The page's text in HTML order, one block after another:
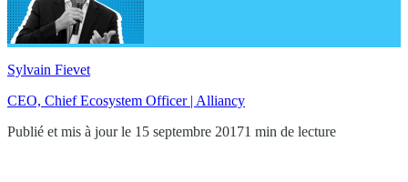
Sylvain Fievet
CEO, Chief Ecosystem Officer | Alliancy
Publié et mis à jour le 15 septembre 20171 min de lecture